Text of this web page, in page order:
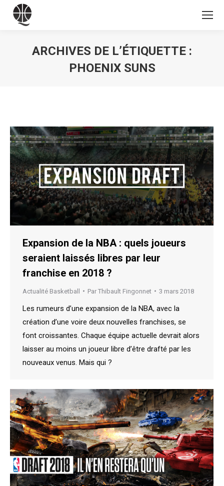
ARCHIVES DE L’ÉTIQUETTE :
PHOENIX SUNS
Expansion de la NBA : quels joueurs
seraient laissés libres par leur
franchise en 2018 ?
Actualité Basketball Par Thibault Fingonnet 3 mars 2018
Les rumeurs d’une expansion de la NBA, avec la
création d’une voire deux nouvelles franchises, se
font croissantes. Chaque équipe actuelle devrait alors
laisser au moins un joueur libre d’être drafté par les
nouveaux venus. Mais qui ?